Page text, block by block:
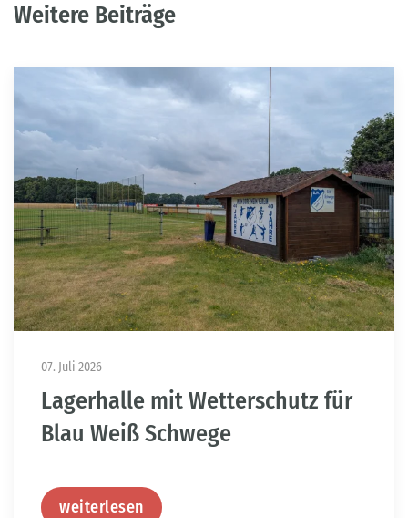
Weitere Beiträge
07. Juli 2026
Lagerhalle mit Wetterschutz für
Blau Weiß Schwege
weiterlesen